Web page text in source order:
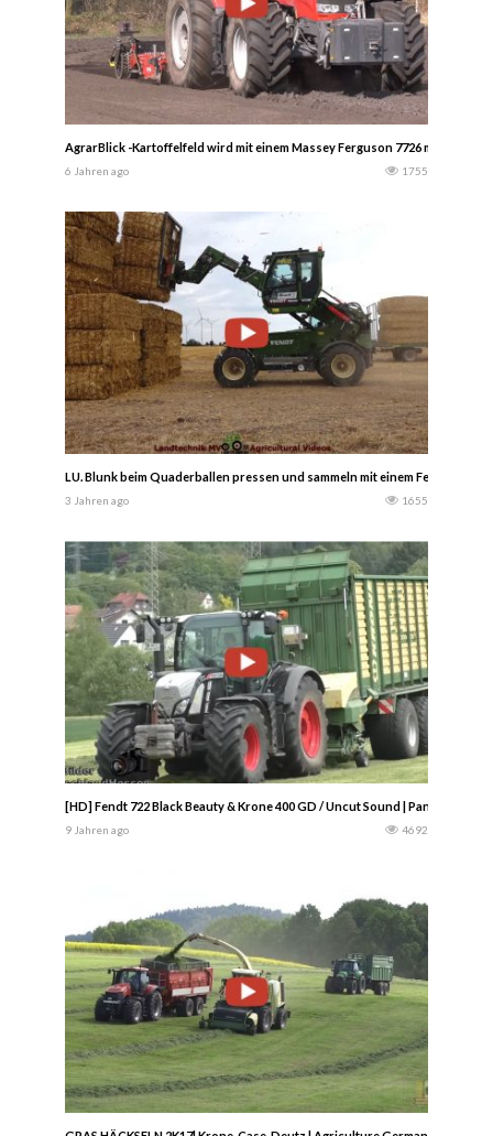
AgrarBlick -Kartoffelfeld wird mit einem Massey Ferguson 7726 mit
6 Jahren ago 1755
LU. Blunk beim Quaderballen pressen und sammeln mit einem Fendt 936
3 Jahren ago 1655
[HD] Fendt 722 Black Beauty & Krone 400 GD / Uncut Sound | Panasonic -
9 Jahren ago 4692